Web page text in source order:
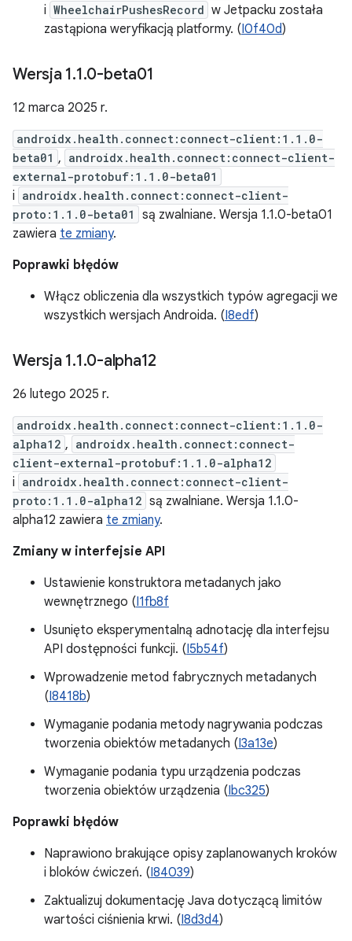
i WheelchairPushesRecord w Jetpacku została
zastąpiona weryfikacją platformy. (I0f40d)
Wersja 1.1.0-beta01
12 marca 2025 r.
androidx.health.connect:connect-client:1.1.0-
beta01 , androidx.health.connect:connect-client-
external-protobuf:1.1.0-beta01
i androidx.health.connect:connect-client-
proto:1.1.0-beta01
są zwalniane. Wersja 1.1.0-beta01
zawiera te zmiany.
Poprawki błędów
Włącz obliczenia dla wszystkich typów agregacji we
wszystkich wersjach Androida. (I8edf)
Wersja 1.1.0-alpha12
26 lutego 2025 r.
androidx.health.connect:connect-client:1.1.0-
alpha12 , androidx.health.connect:connect-
client-external-protobuf:1.1.0-alpha12
i androidx.health.connect:connect-client-
proto:1.1.0-alpha12 są zwalniane. Wersja 1.1.0-
alpha12 zawiera te zmiany.
Zmiany w interfejsie API
Ustawienie konstruktora metadanych jako
wewnętrznego (I1fb8f
Usunięto eksperymentalną adnotację dla interfejsu
API dostępności funkcji. (I5b54f)
Wprowadzenie metod fabrycznych metadanych
(I8418b)
Wymaganie podania metody nagrywania podczas
tworzenia obiektów metadanych (I3a13e)
Wymaganie podania typu urządzenia podczas
tworzenia obiektów urządzenia (Ibc325)
Poprawki błędów
Naprawiono brakujące opisy zaplanowanych kroków
i bloków ćwiczeń. (I84039)
Zaktualizuj dokumentację Java dotyczącą limitów
wartości ciśnienia krwi. (I8d3d4)